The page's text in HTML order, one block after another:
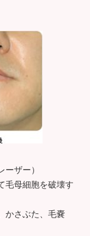
ザー）
毛母細胞を破壊す
かさぶた、毛嚢